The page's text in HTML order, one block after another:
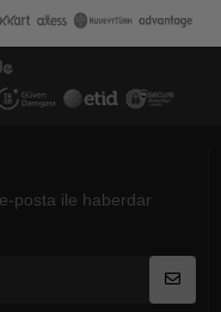
posta ile haberdar